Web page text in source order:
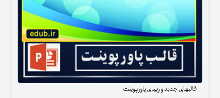
قالبهای جدید و زیبای پاورپوینت